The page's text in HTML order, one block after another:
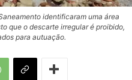
identificaram uma área
que o descarte irregular é proibido,
para autuação.